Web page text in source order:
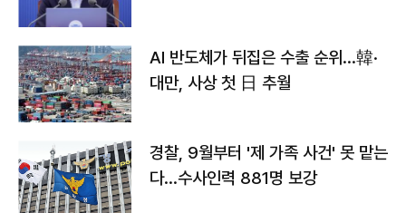
AI 반도체가 뒤집은 수출 순위…韓·
대만, 사상 첫 日 추월
경찰, 9월부터 '제 가족 사건' 못 맡는
다…수사인력 881명 보강